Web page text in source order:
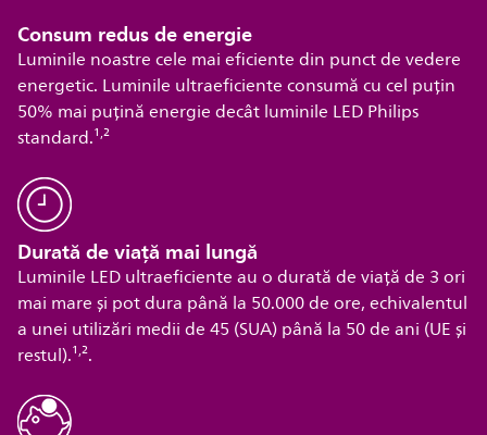
Consum redus de energie
Luminile noastre cele mai eficiente din punct de vedere
energetic. Luminile ultraeficiente consumă cu cel puțin
50% mai puțină energie decât luminile LED Philips
standard.¹,²
Durată de viață mai lungă
Luminile LED ultraeficiente au o durată de viață de 3 ori
mai mare și pot dura până la 50.000 de ore, echivalentul
a unei utilizări medii de 45 (SUA) până la 50 de ani (UE și
restul).¹,².